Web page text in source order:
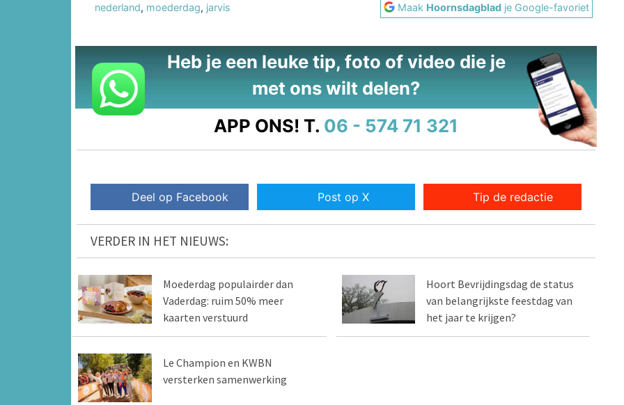
nederland, moederdag, jarvis Maak Hoornsdagblad je Google-favoriet
Heb je een leuke tip, foto of video die je
met ons wilt delen?
APP ONS! T. 06 - 574 71 321
Deel op Facebook Post op X Tip de redactie
VERDER IN HET NIEUWS:
Moederdag populairder dan
Vaderdag: ruim 50% meer
kaarten verstuurd
Hoort Bevrijdingsdag de status
van belangrijkste feestdag van
het jaar te krijgen?
Le Champion en KWBN
versterken samenwerking